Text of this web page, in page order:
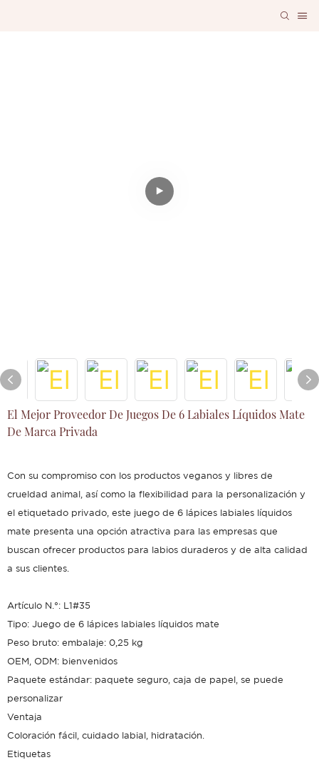
El Mejor Proveedor De Juegos De 6 Labiales Líquidos Mate
De Marca Privada
Con su compromiso con los productos veganos y libres de
crueldad animal, así como la flexibilidad para la personalización y
el etiquetado privado, este juego de 6 lápices labiales líquidos
mate presenta una opción atractiva para las empresas que
buscan ofrecer productos para labios duraderos y de alta calidad
a sus clientes.
Artículo N.°: L1#35
Tipo: Juego de 6 lápices labiales líquidos mate
Peso bruto: embalaje: 0,25 kg
OEM, ODM: bienvenidos
Paquete estándar: paquete seguro, caja de papel, se puede
personalizar
Ventaja
Coloración fácil, cuidado labial, hidratación.
Etiquetas